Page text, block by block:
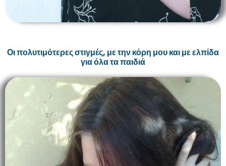
Οι πολυτιμότερες στιγμές, με την κόρη μου και με ελπίδα
για όλα τα παιδιά